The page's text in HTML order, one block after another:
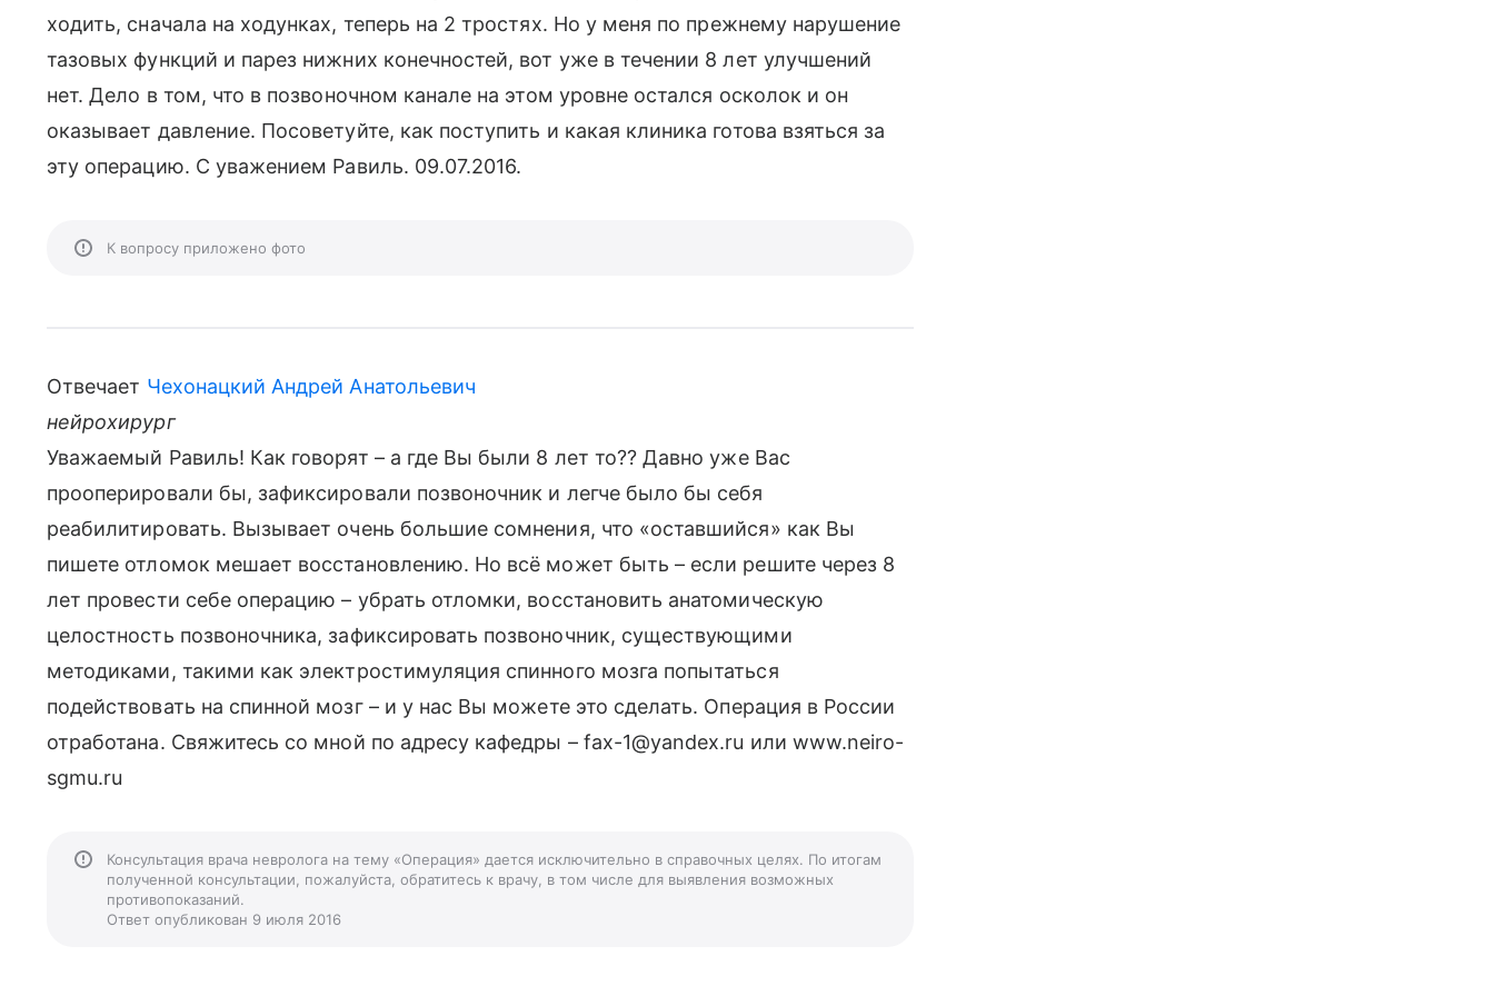
ходить, сначала на ходунках, теперь на 2 тростях. Но у меня по прежнему нарушение
тазовых функций и парез нижних конечностей, вот уже в течении 8 лет улучшений
нет. Дело в том, что в позвоночном канале на этом уровне остался осколок и он
оказывает давление. Посоветуйте, как поступить и какая клиника готова взяться за
эту операцию. С уважением Равиль. 09.07.2016.
К вопросу приложено фото
Отвечает Чехонацкий Андрей Анатольевич
нейрохирург
Уважаемый Равиль! Как говорят – а где Вы были 8 лет то?? Давно уже Вас
прооперировали бы, зафиксировали позвоночник и легче было бы себя
реабилитировать. Вызывает очень большие сомнения, что «оставшийся» как Вы
пишете отломок мешает восстановлению. Но всё может быть – если решите через 8
лет провести себе операцию – убрать отломки, восстановить анатомическую
целостность позвоночника, зафиксировать позвоночник, существующими
методиками, такими как электростимуляция спинного мозга попытаться
подействовать на спинной мозг – и у нас Вы можете это сделать. Операция в России
отработана. Свяжитесь со мной по адресу кафедры – fax-1@yandex.ru или www.neiro-
sgmu.ru
Консультация врача невролога на тему «Операция» дается исключительно в справочных целях. По итогам
полученной консультации, пожалуйста, обратитесь к врачу, в том числе для выявления возможных
противопоказаний.
Ответ опубликован 9 июля 2016